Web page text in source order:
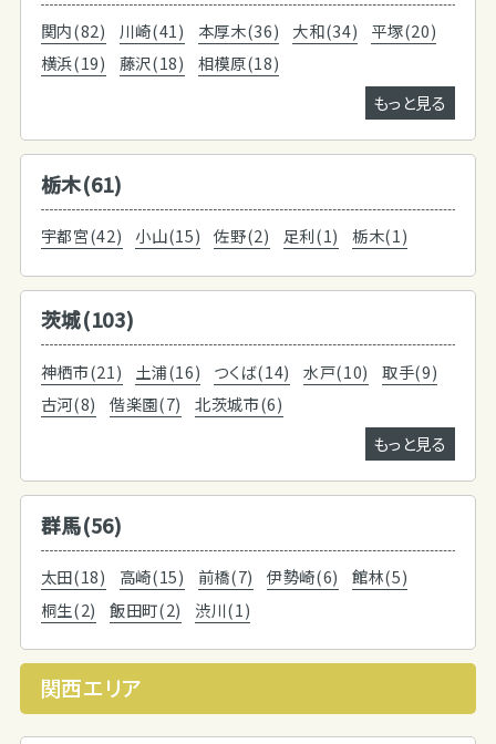
関内(82) 川崎(41) 本厚木(36) 大和(34)
平塚(20)
横浜(19)
藤沢(18)
相模原(18)
もっと見る
栃木(61)
宇都宮(42) 小山(15) 佐野(2) 足利(1) 栃木(1)
茨城(103)
神栖市(21) 土浦(16) つくば(14) 水戸(10)
取手(9)
古河(8)
偕楽園(7)
北茨城市(6)
もっと見る
群馬(56)
太田(18) 高崎(15) 前橋(7) 伊勢崎(6)
館林(5)
桐生(2)
飯田町(2) 渋川(1)
関西エリア